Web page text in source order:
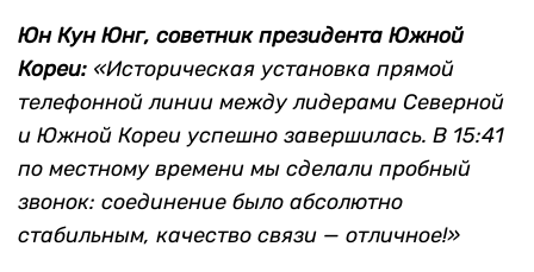
Юн Кун Юнг, советник президента Южной
Кореи: «Историческая установка прямой
телефонной линии между лидерами Северной
и Южной Кореи успешно завершилась. В 15:41
по местному времени мы сделали пробный
звонок: соединение было абсолютно
стабильным, качество связи — отличное!»